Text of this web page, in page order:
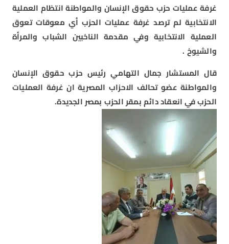
غرفة عمليات حزب حقوق الإنسان والمواطنة انتظام العملية
الانتخابية لم ترصد غرفة عمليات الحزب أي معوقات تعوق
العملية الانتخابية وفي مقدمة الناخبين الشباب والمرأة
والشيوخ .
قال المستشار جمال التهامي رئيس حزب حقوق الإنسان
والمواطنة عضو تحالف الاحزاب المصرية ان غرفة العمليات
الحزب في انعقاد دائم بمقر الحزب بمصر الجديدة.